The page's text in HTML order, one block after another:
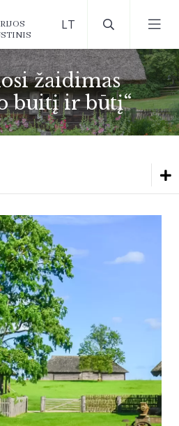
edukacijos
žaidimas
buitį ir būtį“